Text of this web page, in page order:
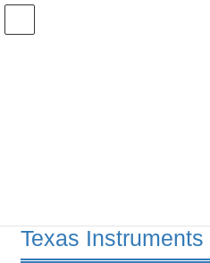
コ
ナ
Texas